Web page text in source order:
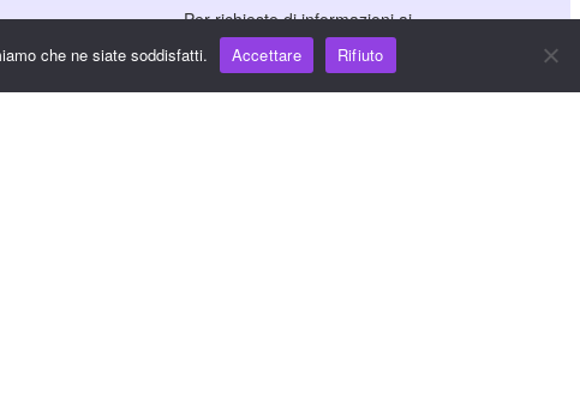
Per richieste di informazioni ai
media, inviare un'e-mail a
media@wooshpay.com.
che ne siate soddisfatti. Accettare Rifiuto